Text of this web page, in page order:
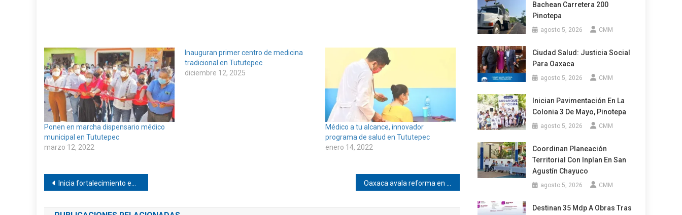
Ponen en marcha dispensario médico
municipal en Tututepec
marzo 12, 2022
Inauguran primer centro de medicina
tradicional en Tututepec
diciembre 12, 2025
Médico a tu alcance, innovador
programa de salud en Tututepec
enero 14, 2022
Navegación
de
Inicia fortalecimiento en el manejo de los residuos en Huaxpaltepec
Bachean Carretera 200
Pinotepa
agosto 5, 2026 CMM
Ciudad Salud: Justicia Social
Para Oaxaca
agosto 5, 2026 CMM
Inician Pavimentación En La
Colonia 3 De Mayo, Pinotepa
agosto 5, 2026 CMM
Coordinan Planeación
Territorial Con Inplan En San
Agustín Chayuco
agosto 5, 2026 CMM
Destinan 35 Mdp A Obras Tras